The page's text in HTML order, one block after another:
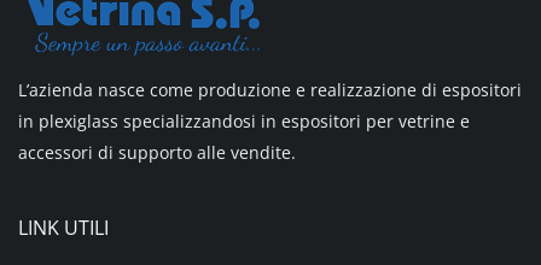
L’azienda nasce come produzione e realizzazione di espositori
in plexiglass specializzandosi in espositori per vetrine e
accessori di supporto alle vendite.
LINK UTILI